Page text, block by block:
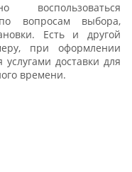
вопросам выбора,
Есть и другой
при оформлении
доставки для
времени.